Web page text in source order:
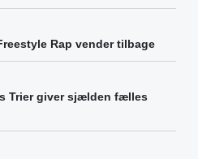
Rap vender tilbage
Trier giver sjælden fælles